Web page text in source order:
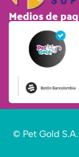
Medios de
© Pet Gold